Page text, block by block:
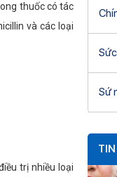
thuốc có tác
và các loại
trị nhiều loại
Sứ